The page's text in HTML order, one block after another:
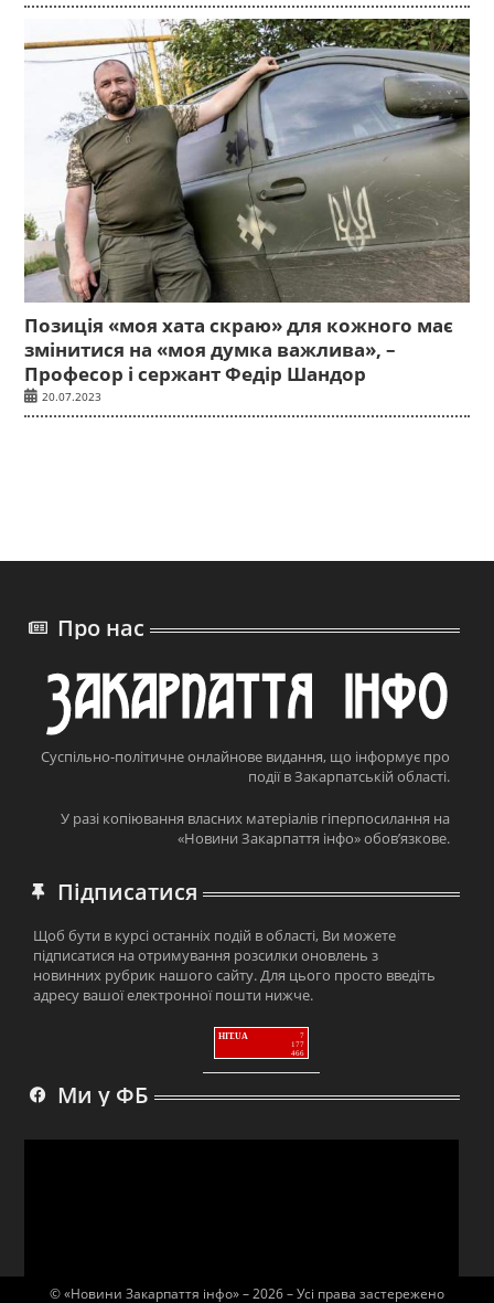
Позиція «моя хата скраю» для кожного має
змінитися на «моя думка важлива», –
Професор і сержант Федір Шандор
20.07.2023
Про нас
Суспільно-політичне онлайнове видання, що інформує про
події в Закарпатській області.
У разі копіювання власних матеріалів гіперпосилання на
«Новини Закарпаття інфо» обов’язкове.
Підписатися
Щоб бути в курсі останніх подій в області, Ви можете
підписатися на отримування розсилки оновлень з
новинних рубрик нашого сайту. Для цього просто введіть
адресу вашої електронної пошти нижче.
HIT.UA
7
177
466
Ми у ФБ
© «Новини Закарпаття інфо» – 2026 – Усі права застережено